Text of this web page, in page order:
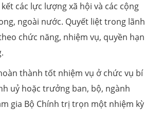
các lực lượng xã hội và các cộng
ngoài nước. Quyết liệt trong lãnh
chức năng, nhiệm vụ, quyền hạn
thành tốt nhiệm vụ ở chức vụ bí
uỷ hoặc trưởng ban, bộ, ngành
gia Bộ Chính trị trọn một nhiệm kỳ